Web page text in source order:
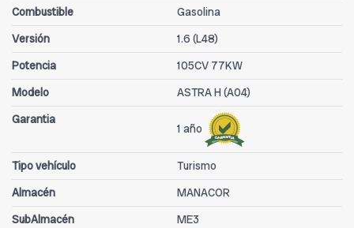
Combustible
Gasolina
Versión
1.6 (L48)
Potencia
105CV 77KW
Modelo
ASTRA H (A04)
Garantia
1 año
Tipo vehículo
Turismo
Almacén
MANACOR
SubAlmacén
ME3